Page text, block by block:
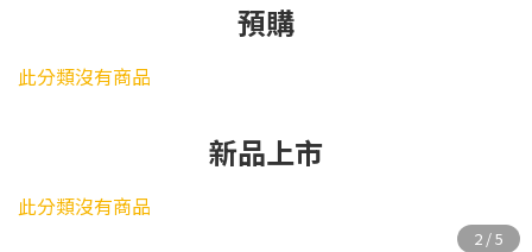
預購
此分類沒有商品
新品上市
此分類沒有商品